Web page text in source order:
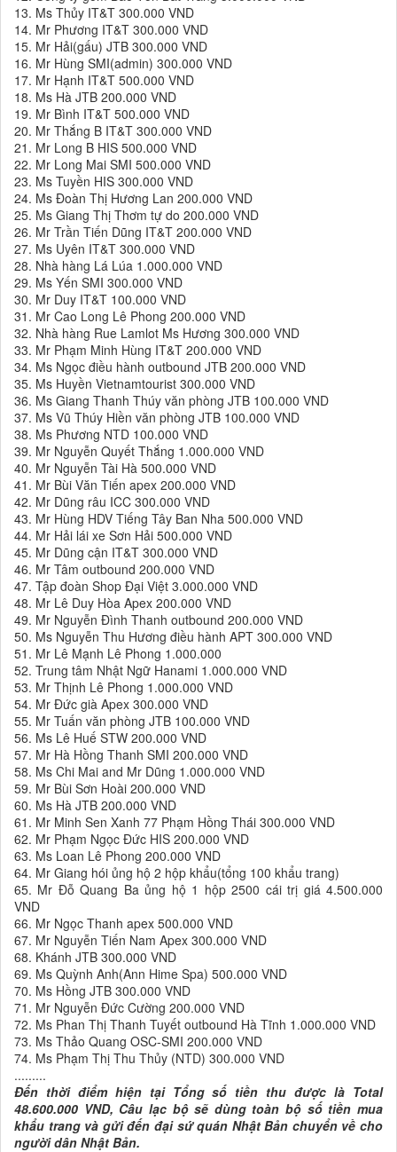
13. Ms Thủy IT&T 300.000 VND
14. Mr Phương IT&T 300.000 VND
15. Mr Hải(gấu) JTB 300.000 VND
16. Mr Hùng SMI(admin) 300.000 VND
17. Mr Hạnh IT&T 500.000 VND
18. Ms Hà JTB 200.000 VND
19. Mr Bình IT&T 500.000 VND
20. Mr Thắng B IT&T 300.000 VND
21. Mr Long B HIS 500.000 VND
22. Mr Long Mai SMI 500.000 VND
23. Ms Tuyền HIS 300.000 VND
24. Ms Đoàn Thị Hương Lan 200.000 VND
25. Ms Giang Thị Thơm tự do 200.000 VND
26. Mr Trần Tiến Dũng IT&T 200.000 VND
27. Ms Uyên IT&T 300.000 VND
28. Nhà hàng Lá Lúa 1.000.000 VND
29. Ms Yến SMI 300.000 VND
30. Mr Duy IT&T 100.000 VND
31. Mr Cao Long Lê Phong 200.000 VND
32. Nhà hàng Rue Lamlot Ms Hương 300.000 VND
33. Mr Phạm Minh Hùng IT&T 200.000 VND
34. Ms Ngọc điều hành outbound JTB 200.000 VND
35. Ms Huyền Vietnamtourist 300.000 VND
36. Ms Giang Thanh Thúy văn phòng JTB 100.000 VND
37. Ms Vũ Thúy Hiền văn phòng JTB 100.000 VND
38. Ms Phương NTD 100.000 VND
39. Mr Nguyễn Quyết Thắng 1.000.000 VND
40. Mr Nguyễn Tài Hà 500.000 VND
41. Mr Bùi Văn Tiến apex 200.000 VND
42. Mr Dũng râu ICC 300.000 VND
43. Mr Hùng HDV Tiếng Tây Ban Nha 500.000 VND
44. Mr Hải lái xe Sơn Hải 500.000 VND
45. Mr Dũng cận IT&T 300.000 VND
46. Mr Tâm outbound 200.000 VND
47. Tập đoàn Shop Đại Việt 3.000.000 VND
48. Mr Lê Duy Hòa Apex 200.000 VND
49. Mr Nguyễn Đình Thanh outbound 200.000 VND
50. Ms Nguyễn Thu Hương điều hành APT 300.000 VND
51. Mr Lê Mạnh Lê Phong 1.000.000
52. Trung tâm Nhật Ngữ Hanami 1.000.000 VND
53. Mr Thịnh Lê Phong 1.000.000 VND
54. Mr Đức già Apex 300.000 VND
55. Mr Tuấn văn phòng JTB 100.000 VND
56. Ms Lê Huế STW 200.000 VND
57. Mr Hà Hồng Thanh SMI 200.000 VND
58. Ms Chi Mai and Mr Dũng 1.000.000 VND
59. Mr Bùi Sơn Hoài 200.000 VND
60. Ms Hà JTB 200.000 VND
61. Mr Minh Sen Xanh 77 Phạm Hồng Thái 300.000 VND
62. Mr Phạm Ngọc Đức HIS 200.000 VND
63. Ms Loan Lê Phong 200.000 VND
64. Mr Giang hói ủng hộ 2 hộp khẩu(tổng 100 khẩu trang)
65. Mr Đỗ Quang Ba ủng hộ 1 hộp 2500 cái trị giá 4.500.000
VND
66. Mr Ngọc Thanh apex 500.000 VND
67. Mr Nguyễn Tiến Nam Apex 300.000 VND
68. Khánh JTB 300.000 VND
69. Ms Quỳnh Anh(Ann Hime Spa) 500.000 VND
70. Ms Hồng JTB 300.000 VND
71. Mr Nguyễn Đức Cường 200.000 VND
72. Ms Phan Thị Thanh Tuyết outbound Hà Tĩnh 1.000.000 VND
73. Ms Thảo Quang OSC-SMI 200.000 VND
74. Ms Phạm Thị Thu Thủy (NTD) 300.000 VND
.........
Đến thời điểm hiện tại Tổng số tiền thu được là Total
48.600.000 VND, Câu lạc bộ sẽ dùng toàn bộ số tiền mua
khẩu trang và gửi đến đại sứ quán Nhật Bản chuyển về cho
người dân Nhật Bản.